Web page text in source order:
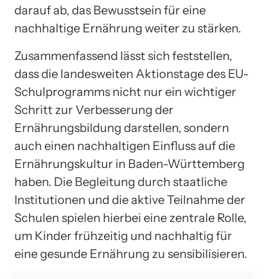
darauf ab, das Bewusstsein für eine
nachhaltige Ernährung weiter zu stärken.
Zusammenfassend lässt sich feststellen,
dass die landesweiten Aktionstage des EU-
Schulprogramms nicht nur ein wichtiger
Schritt zur Verbesserung der
Ernährungsbildung darstellen, sondern
auch einen nachhaltigen Einfluss auf die
Ernährungskultur in Baden-Württemberg
haben. Die Begleitung durch staatliche
Institutionen und die aktive Teilnahme der
Schulen spielen hierbei eine zentrale Rolle,
um Kinder frühzeitig und nachhaltig für
eine gesunde Ernährung zu sensibilisieren.